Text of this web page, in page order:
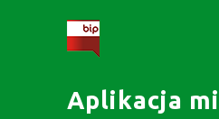
Aplikacja